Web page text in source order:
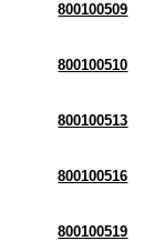
800100509
800100510
800100513
800100516
800100519